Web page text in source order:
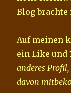
Blog brachte
Auf meinen
ein Like und
anderes
davon